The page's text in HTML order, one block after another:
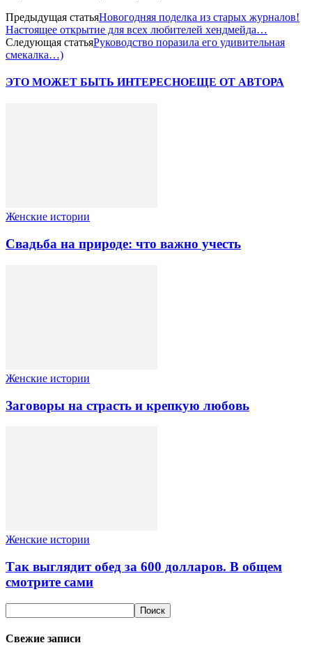
Предыдущая статьяНовогодняя поделка из старых журналов!
Настоящее открытие для всех любителей хендмейда…
Следующая статьяРуководство поразила его удивительная
смекалка…)
ЭТО МОЖЕТ БЫТЬ ИНТЕРЕСНОЕЩЕ ОТ АВТОРА
Женские истории
Свадьба на природе: что важно учесть
Женские истории
Заговоры на страсть и крепкую любовь
Женские истории
Так выглядит обед за 600 долларов. В общем
смотрите сами
Свежие записи